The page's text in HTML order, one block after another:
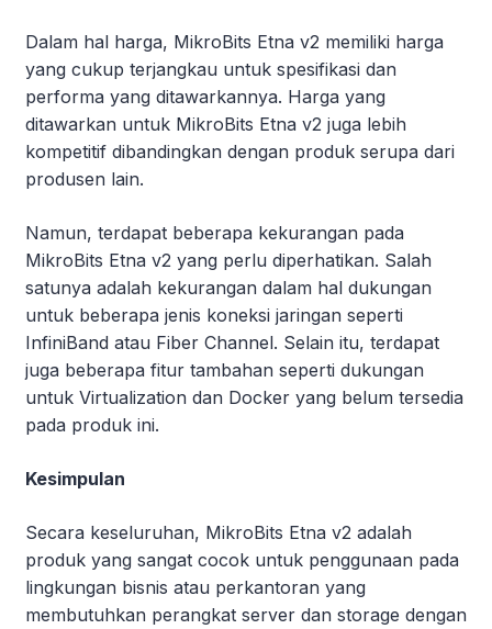
Dalam hal harga, MikroBits Etna v2 memiliki harga
yang cukup terjangkau untuk spesifikasi dan
performa yang ditawarkannya. Harga yang
ditawarkan untuk MikroBits Etna v2 juga lebih
kompetitif dibandingkan dengan produk serupa dari
produsen lain.
Namun, terdapat beberapa kekurangan pada
MikroBits Etna v2 yang perlu diperhatikan. Salah
satunya adalah kekurangan dalam hal dukungan
untuk beberapa jenis koneksi jaringan seperti
InfiniBand atau Fiber Channel. Selain itu, terdapat
juga beberapa fitur tambahan seperti dukungan
untuk Virtualization dan Docker yang belum tersedia
pada produk ini.
Kesimpulan
Secara keseluruhan, MikroBits Etna v2 adalah
produk yang sangat cocok untuk penggunaan pada
lingkungan bisnis atau perkantoran yang
membutuhkan perangkat server dan storage dengan